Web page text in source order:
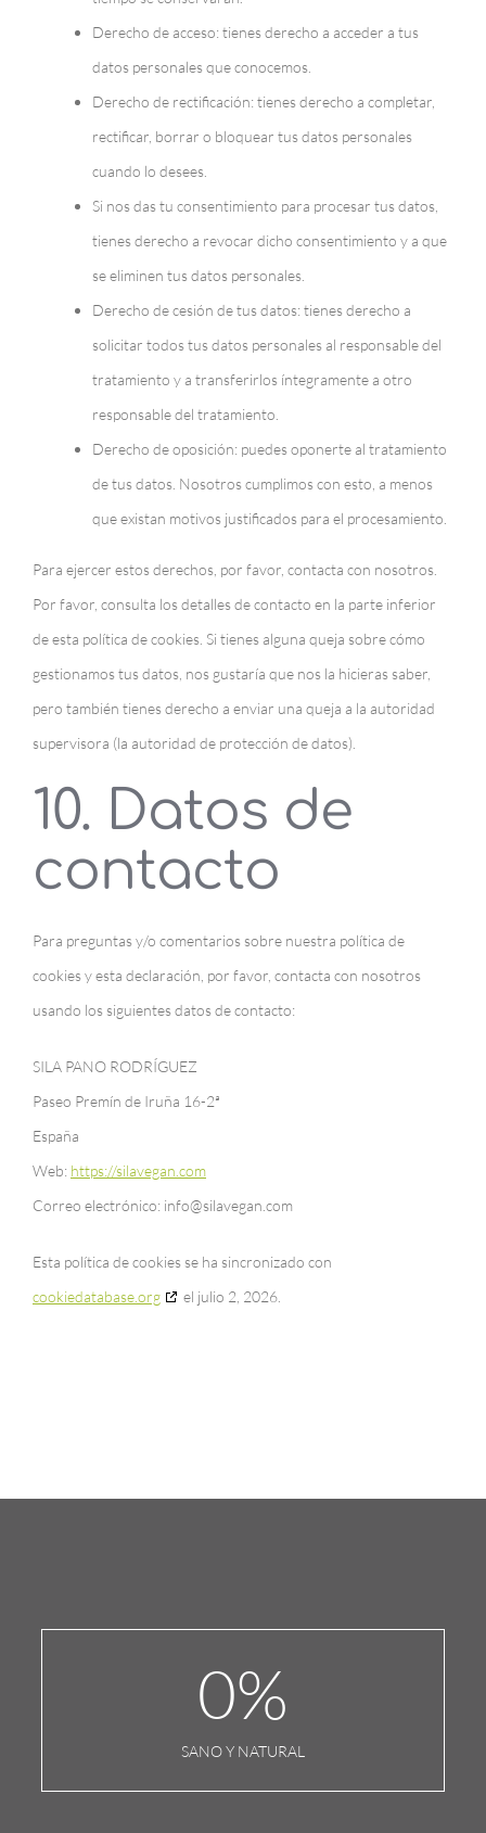
Derecho de acceso: tienes derecho a acceder a tus
datos personales que conocemos.
Derecho de rectificación: tienes derecho a completar,
rectificar, borrar o bloquear tus datos personales
cuando lo desees.
Si nos das tu consentimiento para procesar tus datos,
tienes derecho a revocar dicho consentimiento y a que
se eliminen tus datos personales.
Derecho de cesión de tus datos: tienes derecho a
solicitar todos tus datos personales al responsable del
tratamiento y a transferirlos íntegramente a otro
responsable del tratamiento.
Derecho de oposición: puedes oponerte al tratamiento
de tus datos. Nosotros cumplimos con esto, a menos
que existan motivos justificados para el procesamiento.
Para ejercer estos derechos, por favor, contacta con nosotros.
Por favor, consulta los detalles de contacto en la parte inferior
de esta política de cookies. Si tienes alguna queja sobre cómo
gestionamos tus datos, nos gustaría que nos la hicieras saber,
pero también tienes derecho a enviar una queja a la autoridad
supervisora (la autoridad de protección de datos).
10. Datos de
contacto
Para preguntas y/o comentarios sobre nuestra política de
cookies y esta declaración, por favor, contacta con nosotros
usando los siguientes datos de contacto:
SILA PANO RODRÍGUEZ
Paseo Premín de Iruña 16-2ª
España
Web: https://silavegan.com
Correo electrónico: info@silavegan.com
Esta política de cookies se ha sincronizado con
cookiedatabase.org
el julio 2, 2026.
0%
SANO Y NATURAL